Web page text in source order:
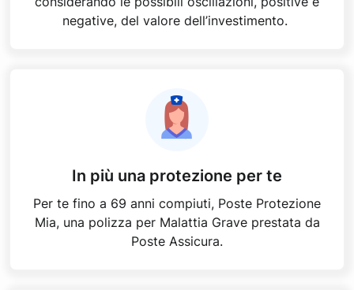
negative, del valore dell’investimento.
In più una protezione per te
Per te fino a 69 anni compiuti, Poste Protezione
Mia, una polizza per Malattia Grave prestata da
Poste Assicura.